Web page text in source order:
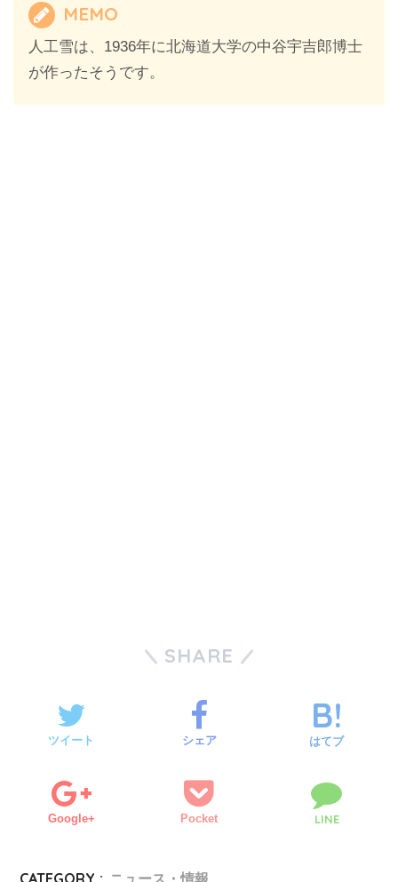
MEMO
人工雪は、1936年に北海道大学の中谷宇吉郎博士
が作ったそうです。
SHARE
ツイート シェア はてブ
Google+ Pocket LINE
CATEGORY : ニュース・情報